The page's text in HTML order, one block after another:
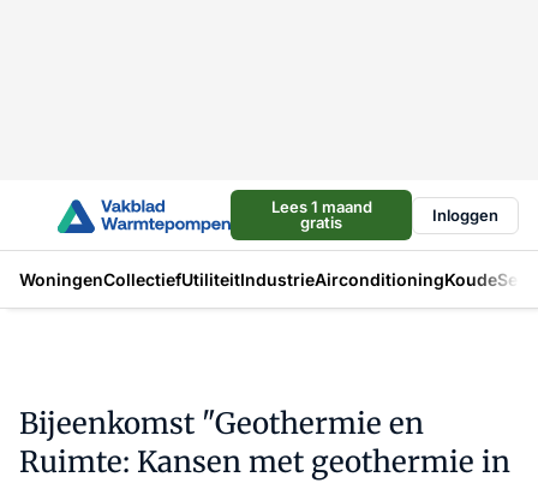
Lees 1 maand
gratis
Inloggen
WoningenCollectiefUtiliteitIndustrieAirconditioningKoude
Bijeenkomst "Geothermie en
Ruimte: Kansen met geothermie in